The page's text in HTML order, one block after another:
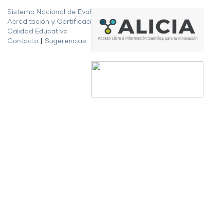
Sistema Nacional de Evaluación,
Acreditación y Certificación de la
Calidad Educativa
Contacto
Sugerencias